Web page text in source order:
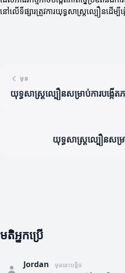
នៅលើទីផ្សារត្រូវការយុទ្ធសាស្ត្រល្បឿនដើម្បី
មុន
យុទ្ធសាស្ត្រល្បឿនសម្រាប់ការបង្កើ
យុទ្ធសាស្ត្រល្បឿនសម្រា
មតិអ្នកប្រើ
Jordan មុននេះបន្តិច